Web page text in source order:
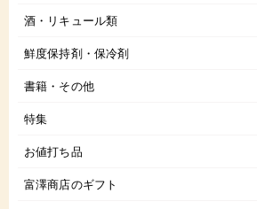
酒・リキュール類
鮮度保持剤・保冷剤
書籍・その他
特集
お値打ち品
富澤商店のギフト